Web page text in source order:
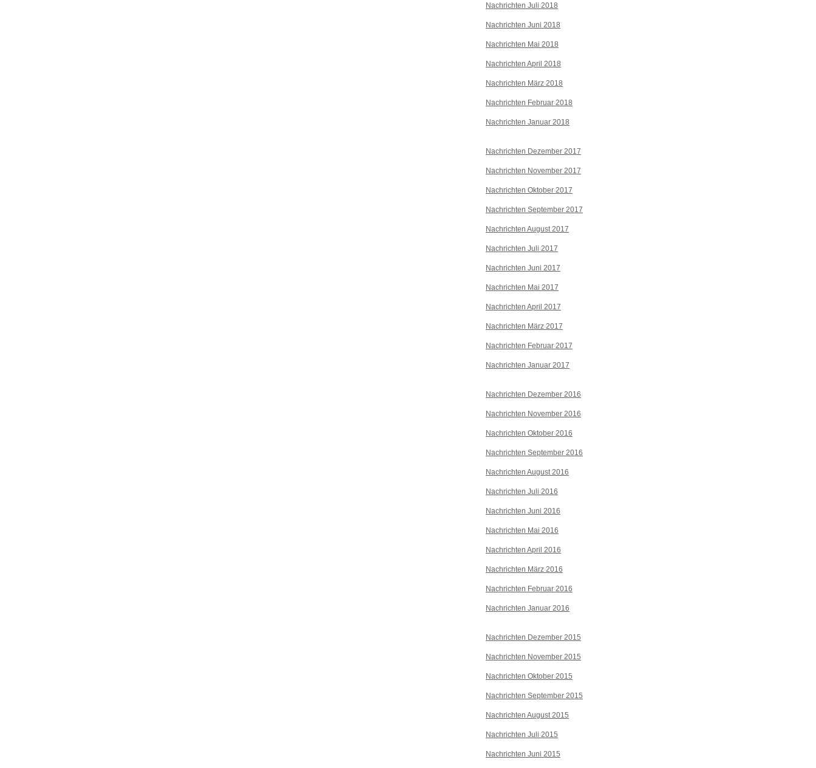
Nachrichten Juli 2018
Nachrichten Juni 2018
Nachrichten Mai 2018
Nachrichten April 2018
Nachrichten März 2018
Nachrichten Februar 2018
Nachrichten Januar 2018
Nachrichten Dezember 2017
Nachrichten November 2017
Nachrichten Oktober 2017
Nachrichten September 2017
Nachrichten August 2017
Nachrichten Juli 2017
Nachrichten Juni 2017
Nachrichten Mai 2017
Nachrichten April 2017
Nachrichten März 2017
Nachrichten Februar 2017
Nachrichten Januar 2017
Nachrichten Dezember 2016
Nachrichten November 2016
Nachrichten Oktober 2016
Nachrichten September 2016
Nachrichten August 2016
Nachrichten Juli 2016
Nachrichten Juni 2016
Nachrichten Mai 2016
Nachrichten April 2016
Nachrichten März 2016
Nachrichten Februar 2016
Nachrichten Januar 2016
Nachrichten Dezember 2015
Nachrichten November 2015
Nachrichten Oktober 2015
Nachrichten September 2015
Nachrichten August 2015
Nachrichten Juli 2015
Nachrichten Juni 2015